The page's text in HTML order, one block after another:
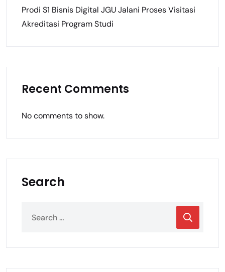
Prodi S1 Bisnis Digital JGU Jalani Proses Visitasi
Akreditasi Program Studi
Recent Comments
No comments to show.
Search